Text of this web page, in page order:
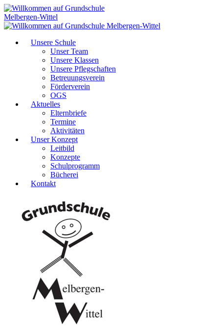
Unsere Schule
Unser Team
Unsere Klassen
Unsere Pflegschaften
Betreuungsverein
Förderverein
OGS
Aktuelles
Elternbriefe
Termine
Aktivitäten
Unser Konzept
Leitbild
Konzepte
Schulprogramm
Bücherei
Kontakt